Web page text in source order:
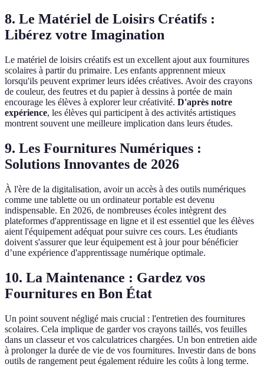
8. Le Matériel de Loisirs Créatifs :
Libérez votre Imagination
Le matériel de loisirs créatifs est un excellent ajout aux fournitures
scolaires à partir du primaire. Les enfants apprennent mieux
lorsqu'ils peuvent exprimer leurs idées créatives. Avoir des crayons
de couleur, des feutres et du papier à dessins à portée de main
encourage les élèves à explorer leur créativité. D'après notre
expérience, les élèves qui participent à des activités artistiques
montrent souvent une meilleure implication dans leurs études.
9. Les Fournitures Numériques :
Solutions Innovantes de 2026
À l'ère de la digitalisation, avoir un accès à des outils numériques
comme une tablette ou un ordinateur portable est devenu
indispensable. En 2026, de nombreuses écoles intègrent des
plateformes d'apprentissage en ligne et il est essentiel que les élèves
aient l'équipement adéquat pour suivre ces cours. Les étudiants
doivent s'assurer que leur équipement est à jour pour bénéficier
d’une expérience d'apprentissage numérique optimale.
10. La Maintenance : Gardez vos
Fournitures en Bon État
Un point souvent négligé mais crucial : l'entretien des fournitures
scolaires. Cela implique de garder vos crayons taillés, vos feuilles
dans un classeur et vos calculatrices chargées. Un bon entretien aide
à prolonger la durée de vie de vos fournitures. Investir dans de bons
outils de rangement peut également réduire les coûts à long terme.